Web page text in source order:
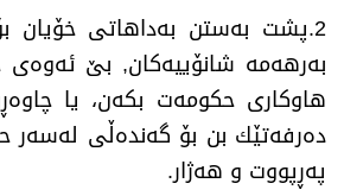
2. پشت بەستن بەداهاتی خۆیان
بەرهەمە شانۆییەكان, بێ‌ ئەوەی
هاوكاری حكومەت بكەن، یا
دەرفەتێك بن بۆ گەندەڵی لەسەر
پەڕپووت و هەژار.